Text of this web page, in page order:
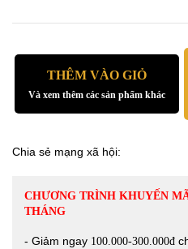
THÊM VÀO GIỎ
Và xem thêm các sản phẩm khác
Chia sẻ mạng xã hội:
CHƯƠNG TRÌNH KHUYẾN
THÁNG
- Giảm ngay 100.000-300.000đ